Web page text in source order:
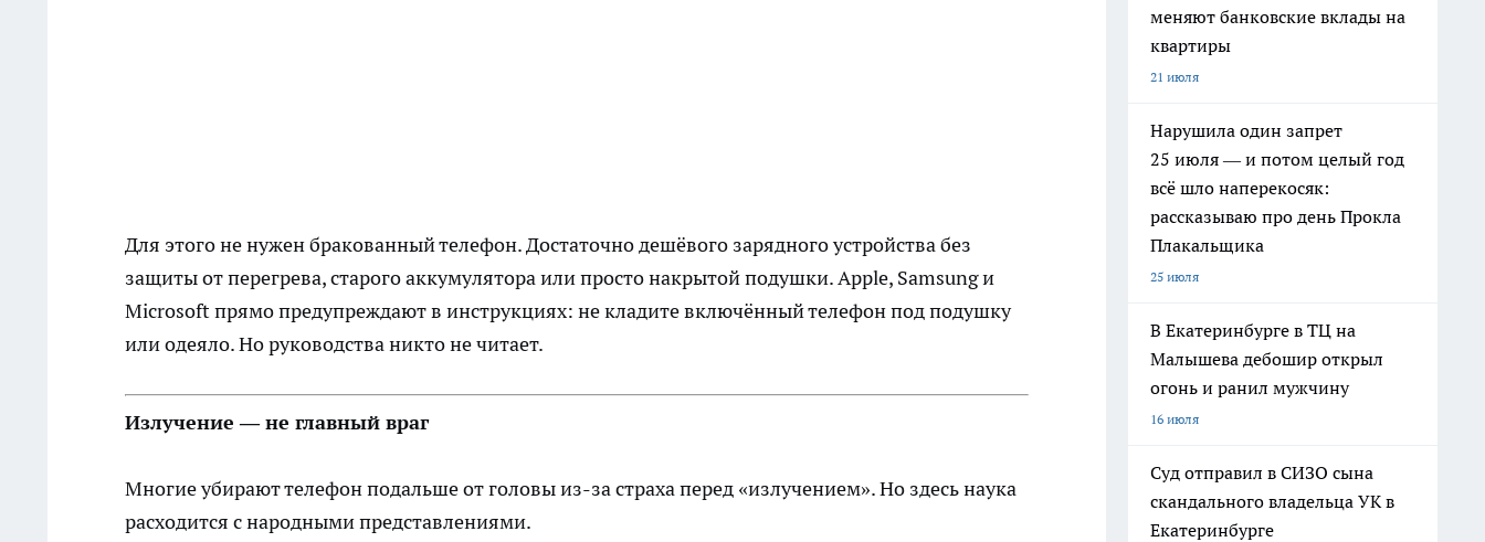
Для этого не нужен бракованный телефон. Достаточно дешёвого зарядного устройства без
защиты от перегрева, старого аккумулятора или просто накрытой подушки. Apple, Samsung и
Microsoft прямо предупреждают в инструкциях: не кладите включённый телефон под подушку
или одеяло. Но руководства никто не читает.
Излучение — не главный враг
Многие убирают телефон подальше от головы из-за страха перед «излучением». Но здесь наука
расходится с народными представлениями.
меняют банковские вклады на
квартиры
21 июля
Нарушила один запрет
25 июля — и потом целый год
всё шло наперекосяк:
рассказываю про день Прокла
Плакальщика
25 июля
В Екатеринбурге в ТЦ на
Малышева дебошир открыл
огонь и ранил мужчину
16 июля
Суд отправил в СИЗО сына
скандального владельца УК в
Екатеринбурге